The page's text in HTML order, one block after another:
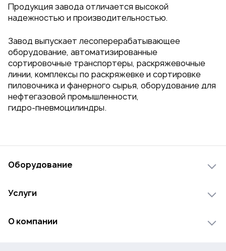
Продукция завода отличается высокой
надежностью и производительностью.
Завод выпускает лесоперерабатывающее
оборудование, автоматизированные
сортировочные транспортеры, раскряжевочные
линии, комплексы по раскряжевке и сортировке
пиловочника и фанерного сырья, оборудование для
нефтегазовой промышленности,
гидро-пневмоцилиндры.
Оборудование
Деревообрабатывающее оборудование
Услуги
Лизинг
О компании